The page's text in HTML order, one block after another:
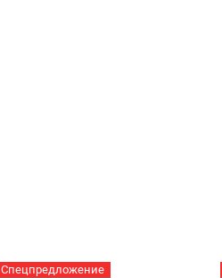
Спецпредложение